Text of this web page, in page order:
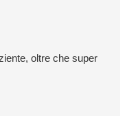
oltre che super